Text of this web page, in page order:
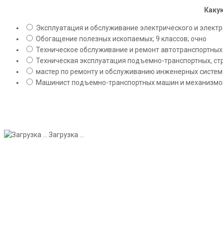
Эксплуатация и обслуживание электрического и
Обогащение полезных ископаемых; 9 классов; очно
Техническое обслуживание и ремонт
Техническая эксплуатация подъемно-транспортных,
мастер по ремонту и обслуживанию инженерных
Машинист подъемно-транспортных машин и
Загрузка ...